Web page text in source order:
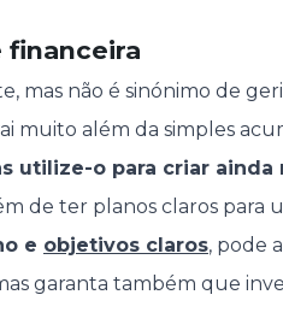
financeira
mas não é sinónimo de
muito além da simples
utilize-o para criar ainda
de ter planos claros para
e objetivos claros, pode
garanta também que